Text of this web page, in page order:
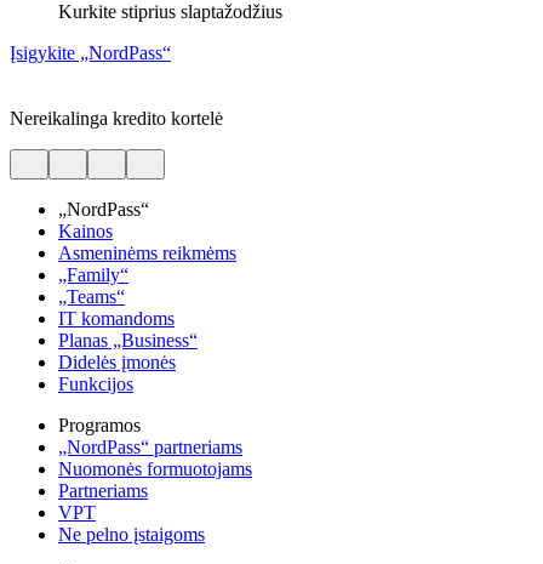
Kurkite stiprius slaptažodžius
Įsigykite „NordPass“
Nereikalinga kredito kortelė
„NordPass“
Kainos
Asmeninėms reikmėms
„Family“
„Teams“
IT komandoms
Planas „Business“
Didelės įmonės
Funkcijos
Programos
„NordPass“ partneriams
Nuomonės formuotojams
Partneriams
VPT
Ne pelno įstaigoms